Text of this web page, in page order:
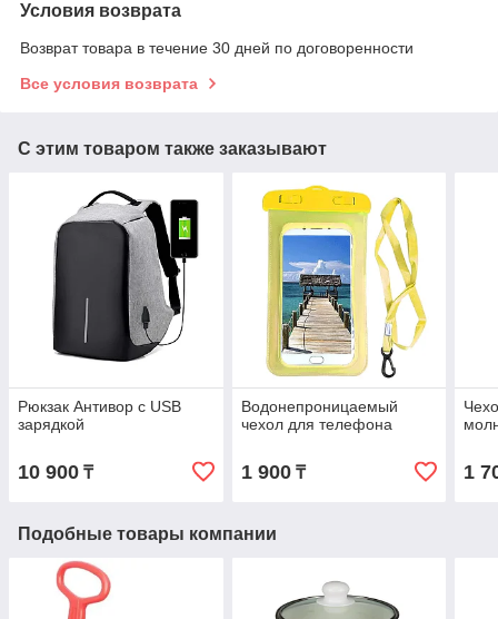
Условия возврата
Возврат товара в течение 30 дней по договоренности
Все условия возврата
С этим товаром также заказывают
Рюкзак Антивор с USB
зарядкой
10 900 ₸
Водонепроницаемый
чехол для телефона
1 900₸ 1
Подобные товары компании